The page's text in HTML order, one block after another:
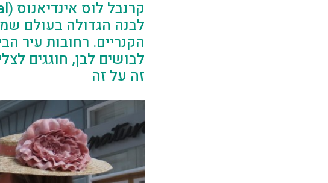
לבנה הגדולה בעולם
הקנריים. רחובות עיר
לבושים לבן, חוגגים
זה על זה